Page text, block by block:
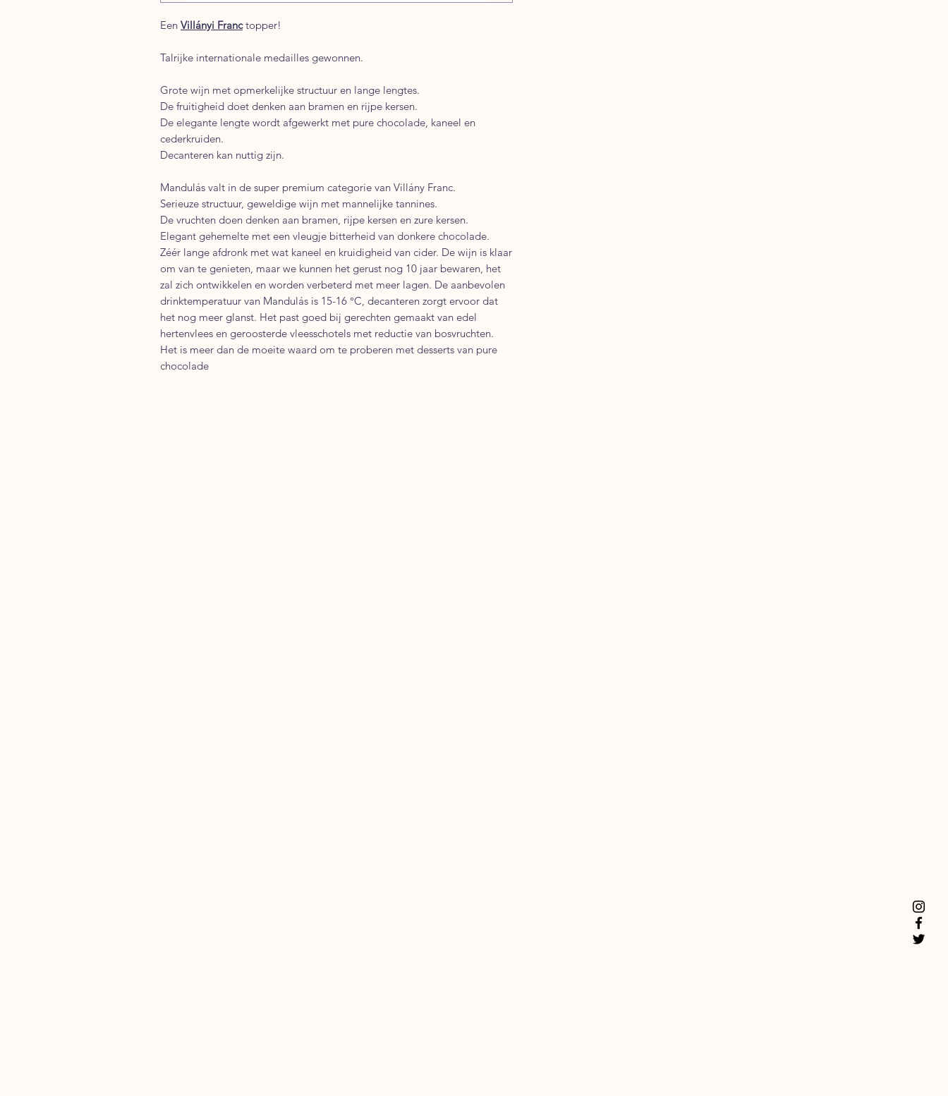
Een Villányi Franc topper!
Talrijke internationale medailles gewonnen.
Grote wijn met opmerkelijke structuur en lange lengtes.
De fruitigheid doet denken aan bramen en rijpe kersen.
De elegante lengte wordt afgewerkt met pure chocolade, kaneel en
cederkruiden.
Decanteren kan nuttig zijn.
Mandulás valt in de super premium categorie van Villány Franc.
Serieuze structuur, geweldige wijn met mannelijke tannines.
De vruchten doen denken aan bramen, rijpe kersen en zure kersen.
Elegant gehemelte met een vleugje bitterheid van donkere chocolade.
Zéér lange afdronk met wat kaneel en kruidigheid van cider. De wijn is klaar
om van te genieten, maar we kunnen het gerust nog 10 jaar bewaren, het
zal zich ontwikkelen en worden verbeterd met meer lagen. De aanbevolen
drinktemperatuur van Mandulás is 15-16 °C, decanteren zorgt ervoor dat
het nog meer glanst. Het past goed bij gerechten gemaakt van edel
hertenvlees en geroosterde vleesschotels met reductie van bosvruchten.
Het is meer dan de moeite waard om te proberen met desserts van pure
chocolade